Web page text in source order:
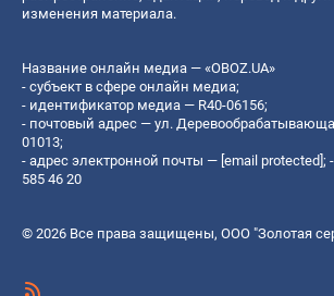
изменения материала.
Название онлайн медиа — «OBOZ.UA»
- субъект в сфере онлайн медиа;
- идентификатор медиа — R40-06156;
- почтовый адрес — ул.
01013;
- адрес электронной почты — [email protected] ;
585 46 20
© 2026 Все права защищены, ООО "Золотая